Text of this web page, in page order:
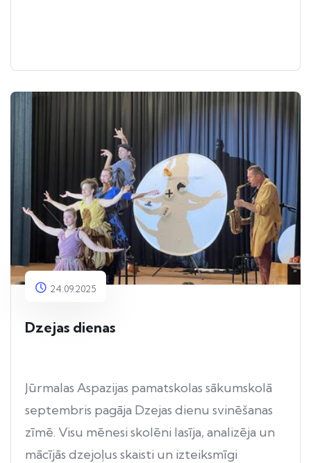
24.09.2025
Dzejas dienas
Jūrmalas Aspazijas pamatskolas sākumskolā
septembris pagāja Dzejas dienu svinēšanas
zīmē. Visu mēnesi skolēni lasīja, analizēja un
mācījās dzejoļus skaisti un izteiksmīgi